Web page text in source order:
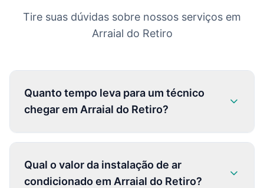
Tire suas dúvidas sobre nossos serviços em
Arraial do Retiro
Quanto tempo leva para um técnico
chegar em Arraial do Retiro?
Qual o valor da instalação de ar
condicionado em Arraial do Retiro?